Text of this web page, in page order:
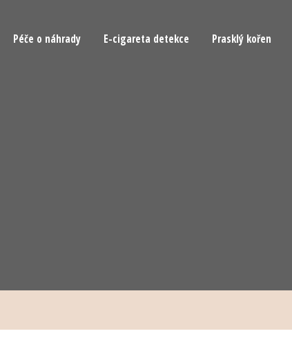
Péče o náhrady E-cigareta detekce Prasklý kořen